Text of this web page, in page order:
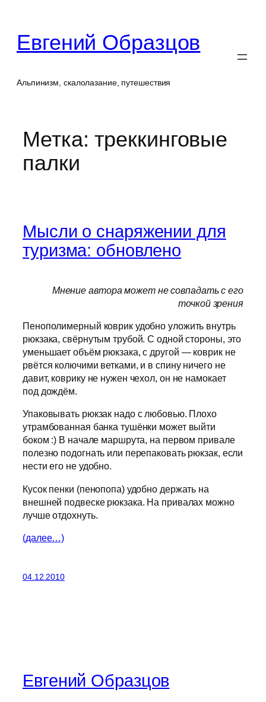
содержимому
Евгений Образцов
Альпинизм, скалолазание, путешествия
Метка:треккинговые
палки
Мысли о снаряжении для
туризма: обновлено
Мнение автора может не совпадать с его
точкой зрения
Пенополимерный коврик удобно уложить внутрь
рюкзака, свёрнутым трубой. С одной стороны, это
уменьшает объём рюкзака, с другой — коврик не
рвётся колючими ветками, и в спину ничего не
давит, коврику не нужен чехол, он не намокает
под дождём.
Упаковывать рюкзак надо с любовью. Плохо
утрамбованная банка тушёнки может выйти
боком :) В начале маршрута, на первом привале
полезно подогнать или перепаковать рюкзак, если
нести его не удобно.
Кусок пенки (пенопопа) удобно держать на
внешней подвеске рюкзака. На привалах можно
лучше отдохнуть.
(далее…)
04.12.2010
Евгений Образцов